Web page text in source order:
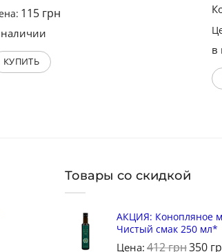
115 грн
КУПИТЬ
в
Товары со скидкой
АКЦИЯ: Конопляное
Чистый смак 250 мл*
Цена: 412грн350